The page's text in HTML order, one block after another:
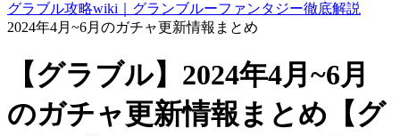
グラブル攻略wiki｜グランブルーファンタジー徹底解説
2024年4月~6月のガチャ更新情報まとめ
【グラブル】2024年4月~6月
のガチャ更新情報まとめ【グ